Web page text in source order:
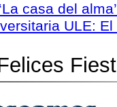
casa del alma’
ULE: